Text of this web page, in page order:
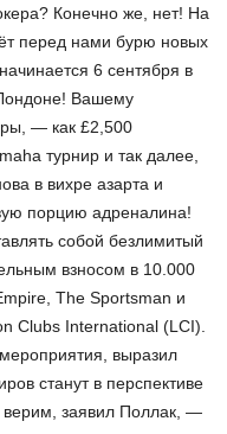
Конечно же, нет! На
перед нами бурю новых
6 сентября в
Вашему
— как £2,500
турнир и так далее,
в вихре азарта и
порцию адреналина!
собой безлимитый
взносом в 10.000
The Sportsman и
Clubs International (LCI).
выразил
станут в перспективе
заявил Поллак, —